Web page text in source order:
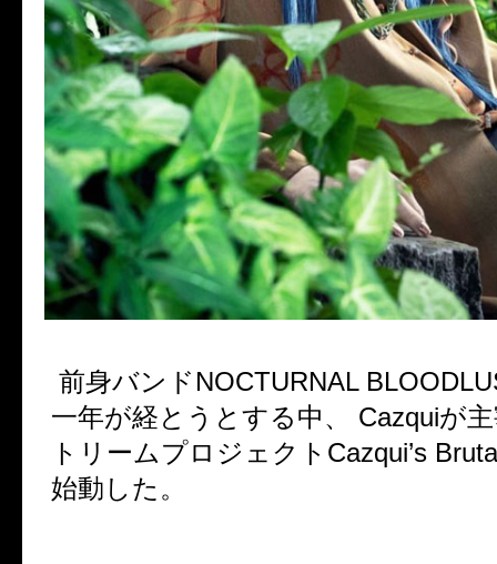
前身バンドNOCTURNAL
一年が経とうとする中、 Cazquiが
トリームプロジェクトCazqui’s
始動した。